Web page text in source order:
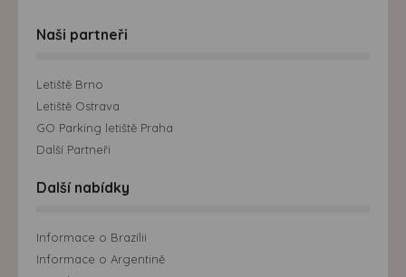
Naši partneři
Letiště Brno
Letiště Ostrava
GO Parking letiště Praha
Další Partneři
Další nabídky
Informace o Brazílii
Informace o Argentině